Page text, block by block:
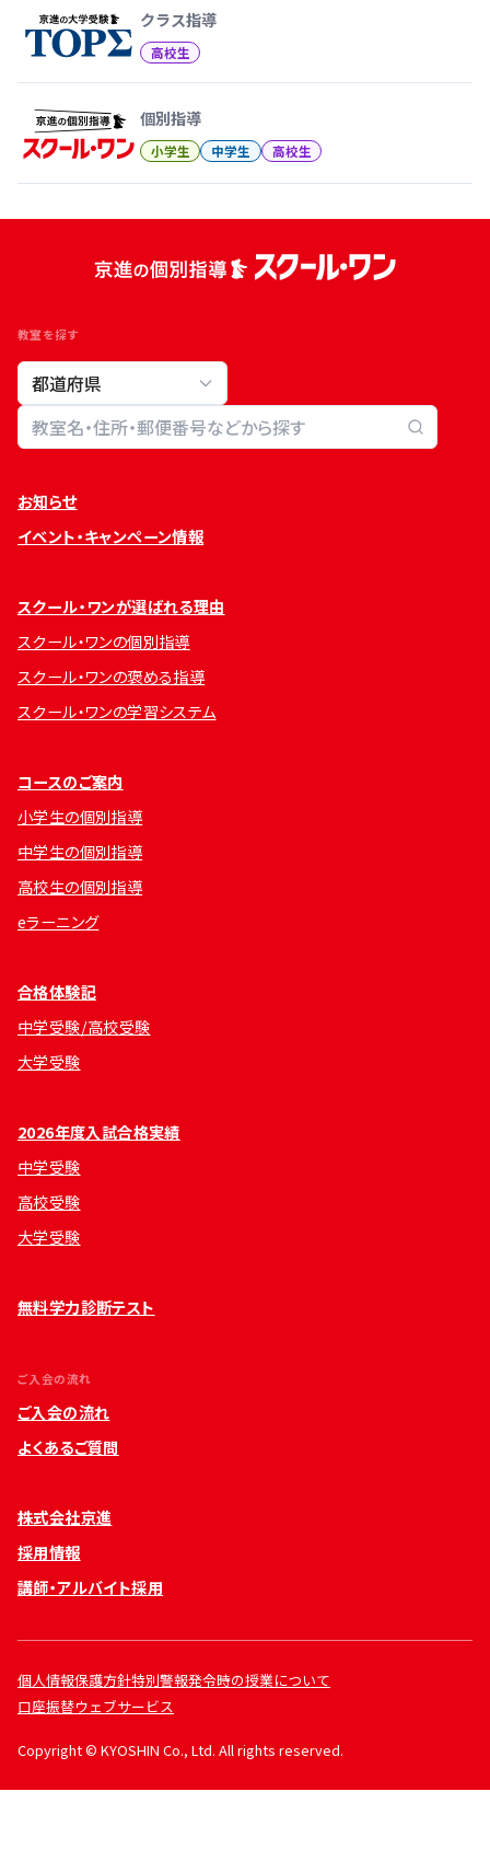
クラス指導
高校生
個別指導
小学生 中学生 高校生
教室を探す
教室検索
お知らせ
イベント・キャンペーン情報
スクール・ワンが選ばれる理由
スクール・ワンの個別指導
スクール・ワンの褒める指導
スクール・ワンの学習システム
コースのご案内
小学生の個別指導
中学生の個別指導
高校生の個別指導
eラーニング
合格体験記
中学受験/高校受験
大学受験
2026年度入試合格実績
中学受験
高校受験
大学受験
無料学力診断テスト
ご入会の流れ
ご入会の流れ
よくあるご質問
株式会社京進
採用情報
講師・アルバイト採用
個人情報保護方針特別警報発令時の授業について
口座振替ウェブサービス
Copyright © KYOSHIN Co., Ltd. All rights reserved.